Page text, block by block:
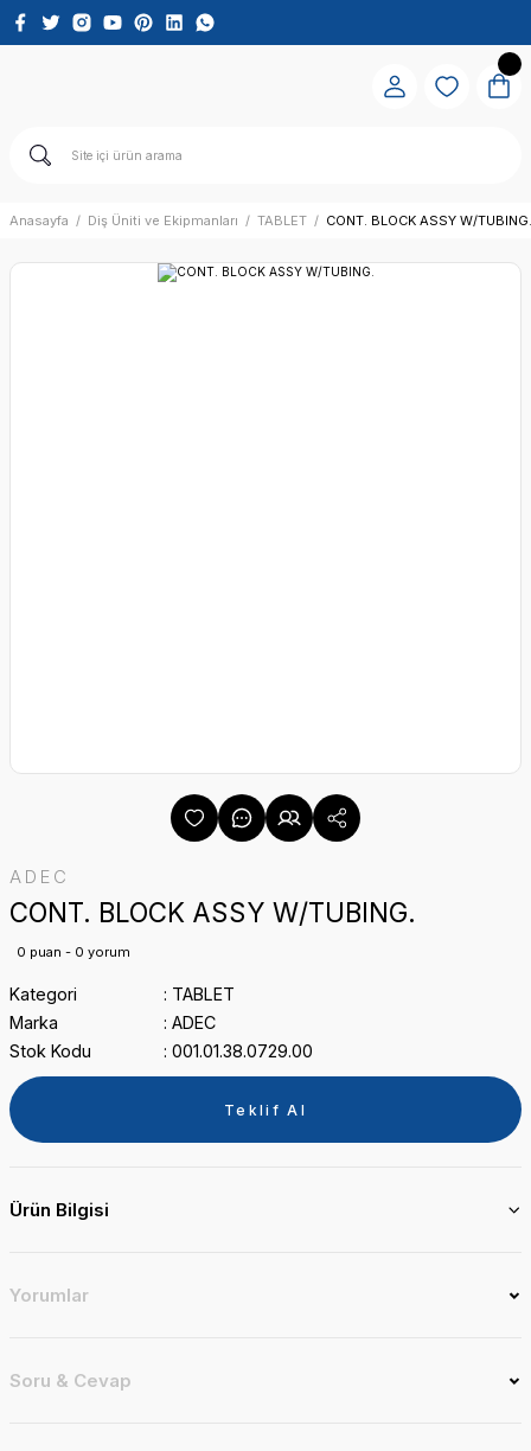
Anasayfa Diş Üniti ve Ekipmanları TABLET CONT. BLOCK ASSY W/TUBING.
ADEC
CONT. BLOCK ASSY W/TUBING.
0 puan - 0 yorum
Kategori
TABLET
Marka
ADEC
Stok Kodu
001.01.38.0729.00
Teklif Al
Ürün Bilgisi
Yorumlar
Soru & Cevap